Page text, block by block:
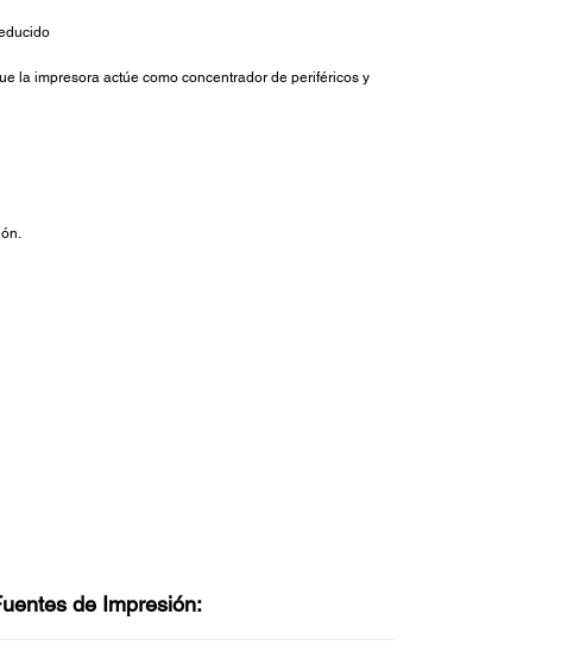
la impresora actúe como concentrador de periféricos y
de Impresión: